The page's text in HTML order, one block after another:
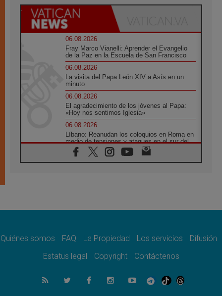
06.08.2026
Fray Marco Vianelli: Aprender el Evangelio
de la Paz en la Escuela de San Francisco
06.08.2026
La visita del Papa León XIV a Asís en un
minuto
06.08.2026
El agradecimiento de los jóvenes al Papa:
«Hoy nos sentimos Iglesia»
06.08.2026
Líbano: Reanudan los coloquios en Roma en
medio de tensiones y ataques en el sur del
país
06.08.2026
noticia para todo el Uruguay
León XIV: La revolución del Evangelio
06.08.2026
La Iglesia en Ceuta: caridad y esperanza
Quiénes somos FAQ La Propiedad Los servicios
Difusión
Estatus legal
Copyright Contáctenos